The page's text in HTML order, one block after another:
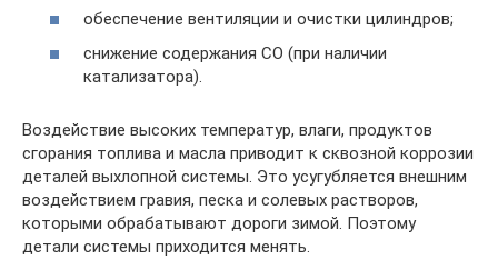
обеспечение вентиляции и очистки цилиндров;
снижение содержания СО (при наличии
катализатора).
Воздействие высоких температур, влаги, продуктов
сгорания топлива и масла приводит к сквозной коррозии
деталей выхлопной системы. Это усугубляется внешним
воздействием гравия, песка и солевых растворов,
которыми обрабатывают дороги зимой. Поэтому
детали системы приходится менять.